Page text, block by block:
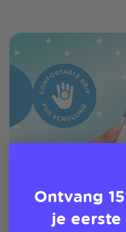
Ontvang
je